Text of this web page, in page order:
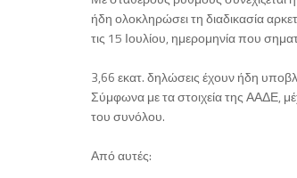
ήδη ολοκληρώσει τη διαδικασία
τις 15 Ιουλίου, ημερομηνία που
3,66 εκατ. δηλώσεις έχουν ήδη
Σύμφωνα με τα στοιχεία της ΑΑΔΕ,
του συνόλου.
Από αυτές: